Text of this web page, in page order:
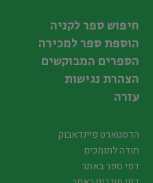
חיפוש ספר לקניה
הוספת ספר למכירה
הספרים המבוקשים
הצהרת נגישות
עזרה
הדסטארט פיינדאבוק
תודה לתומכים
דפי ספר באתר